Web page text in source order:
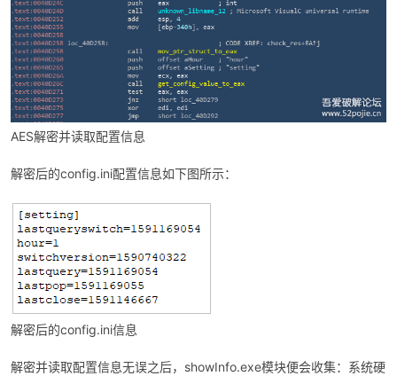
AES解密并读取配置信息
解密后的config.ini配置信息如下图所示：
解密后的config.ini信息
解密并读取配置信息无误之后，showInfo.exe模块便会收集：系统硬